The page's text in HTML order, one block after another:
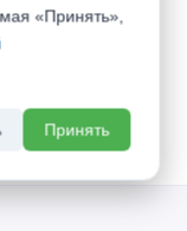
-
«Принять»,
Принять